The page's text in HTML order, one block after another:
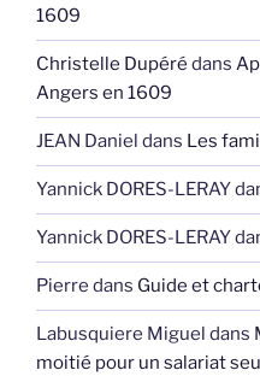
1609
Christelle Dupéré dans
Angers en 1609
JEAN Daniel dans Les
Yannick DORES-LERAY
Yannick DORES-LERAY
Pierre dans Guide et
Labusquiere Miguel dans
moitié pour un salariat